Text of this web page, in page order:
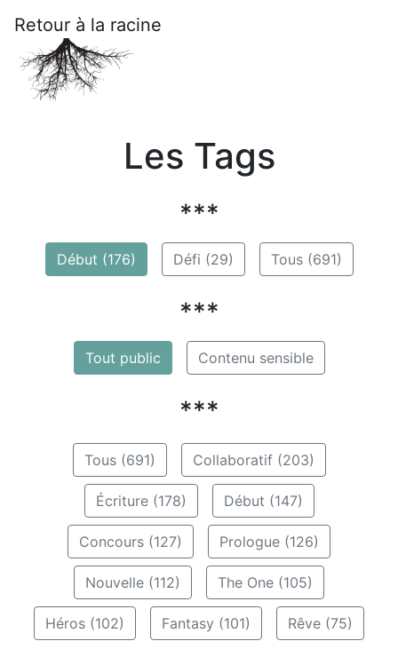
Retour à la racine
Les Tags
***
Début (176) Défi (29) Tous (691)
***
Tout public Contenu sensible
***
Tous (691) Collaboratif (203)
Écriture (178) Début (147)
Concours (127) Prologue (126)
Nouvelle (112) The One (105)
Héros (102) Fantasy (101) Rêve (75)